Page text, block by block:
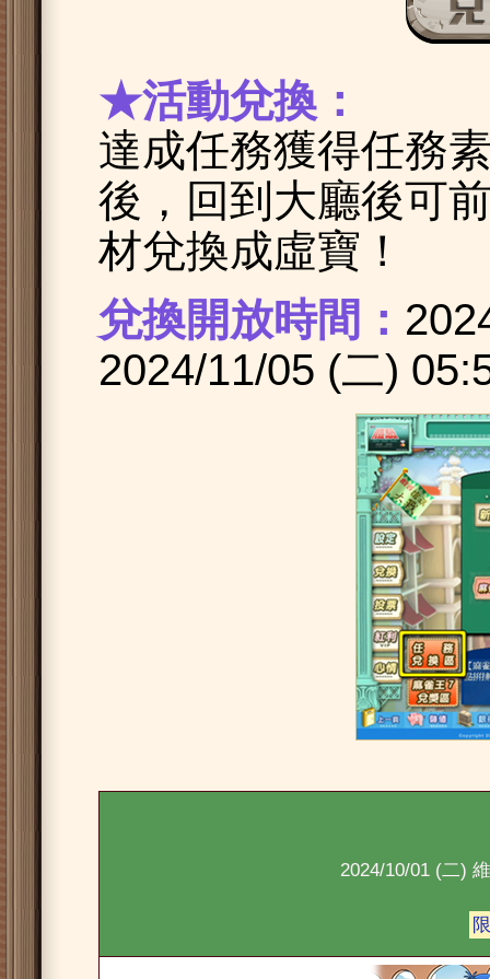
★活動兌換：
達成任務獲得任務
後，回到大廳後可
材兌換成虛寶！
兌換開放時間：
2024/11/05 (二)
2024/10/01 (二)